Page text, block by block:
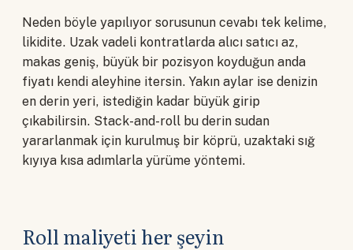
Neden böyle yapılıyor sorusunun cevabı tek kelime,
likidite. Uzak vadeli kontratlarda alıcı satıcı az,
makas geniş, büyük bir pozisyon koyduğun anda
fiyatı kendi aleyhine itersin. Yakın aylar ise denizin
en derin yeri, istediğin kadar büyük girip
çıkabilirsin. Stack-and-roll bu derin sudan
yararlanmak için kurulmuş bir köprü, uzaktaki sığ
kıyıya kısa adımlarla yürüme yöntemi.
Roll maliyeti her şeyin